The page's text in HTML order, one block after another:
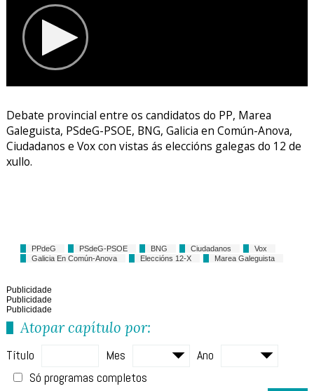
Debate provincial entre os candidatos do PP, Marea
Galeguista, PSdeG-PSOE, BNG, Galicia en Común-Anova,
Ciudadanos e Vox con vistas ás eleccións galegas do 12 de
xullo.
PPdeG PSdeG-PSOE BNG Ciudadanos
Vox
Galicia En Común-Anova
Eleccións 12-X Marea Galeguista
Publicidade
Publicidade
Publicidade
Atopar capítulo por:
Título Mes
Ano
Só programas completos